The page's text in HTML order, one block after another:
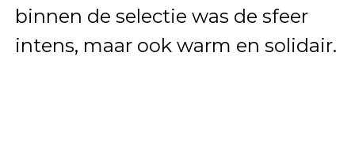
binnen de selectie was de sfeer
intens, maar ook warm en solidair.